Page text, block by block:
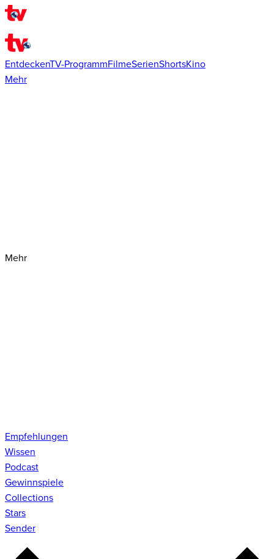
EntdeckenTV-ProgrammFilmeSerienShortsKino
Mehr
Mehr
Empfehlungen
Wissen
Podcast
Gewinnspiele
Collections
Stars
Sender